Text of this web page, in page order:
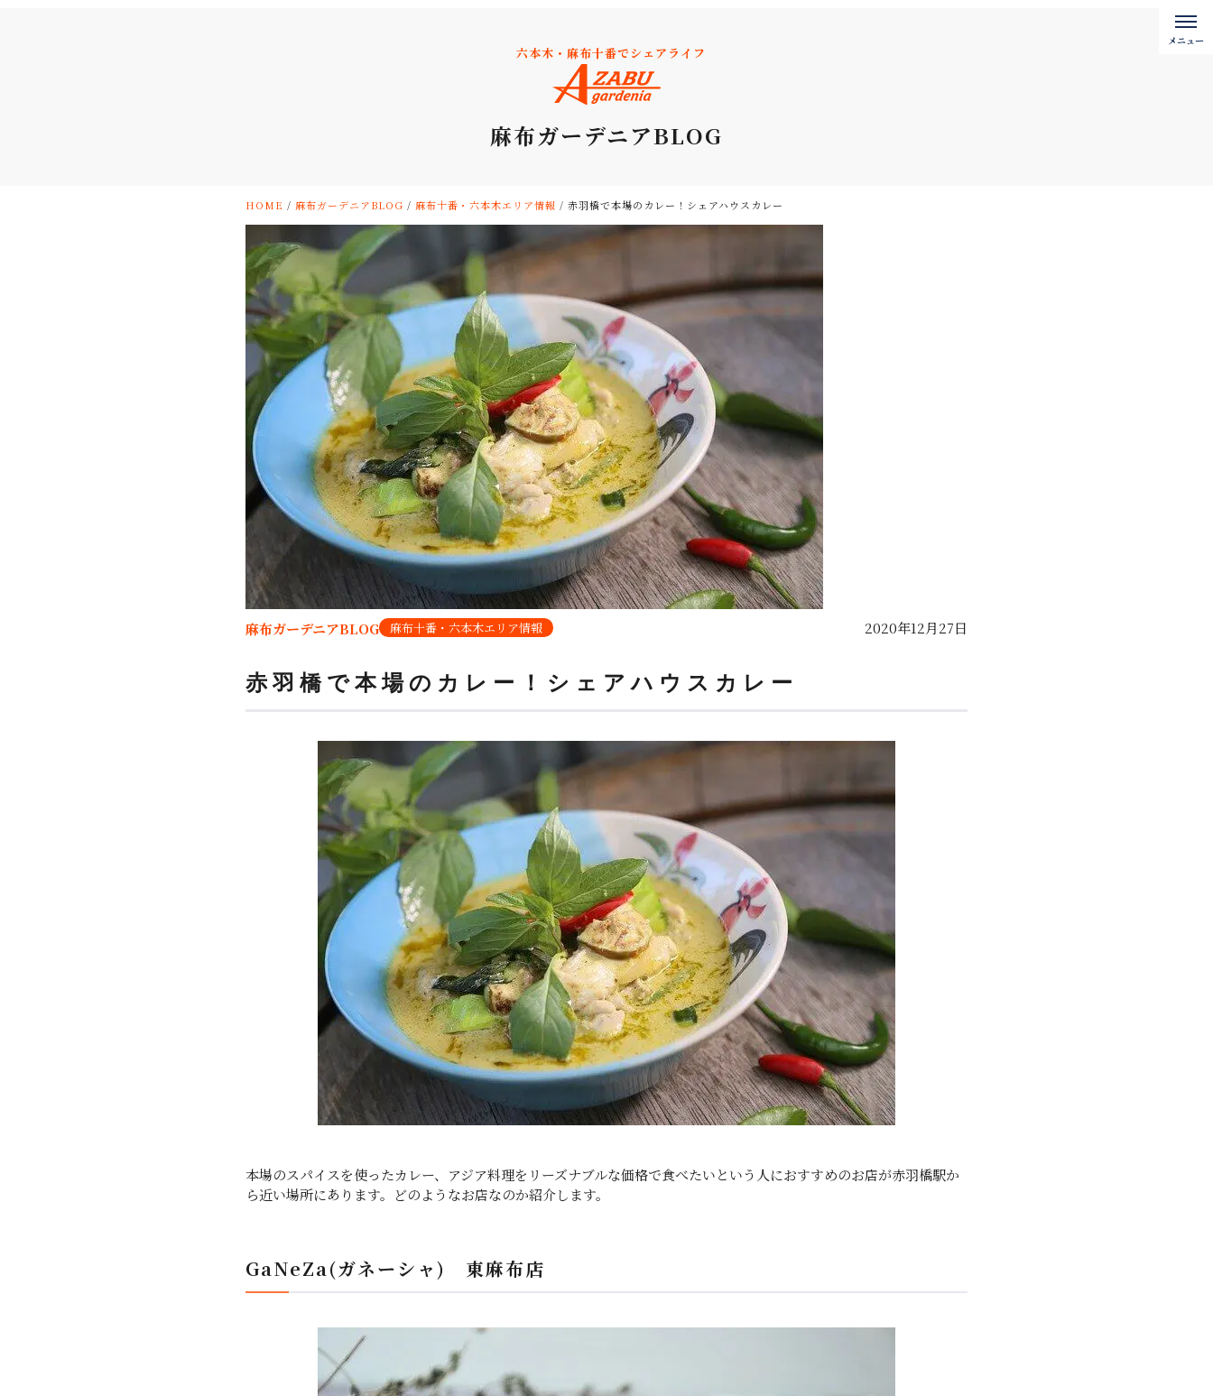
六本木・麻布十番でシェアライフ
麻布ガーデニアBLOG
HOME / 麻布ガーデニアBLOG / 麻布十番・六本木エリア情報 / 赤羽橋で本場のカレー！シェアハウスカレー
麻布ガーデニアBLOG 麻布十番・六本木エリア情報 2020年12月27日
赤羽橋で本場のカレー！シェアハウスカレー
本場のスパイスを使ったカレー、アジア料理をリーズナブルな価格で食べたいという人におすすめのお店が赤羽橋駅か
ら近い場所にあります。どのようなお店なのか紹介します。
GaNeZa(ガネーシャ) 東麻布店